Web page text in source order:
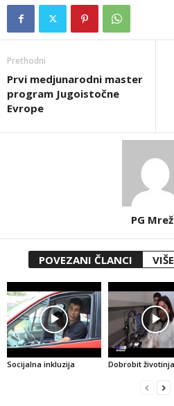
Prethodni
Prvi medjunarodni master
program Jugoistočne
Evrope
PG
POVEZANI ČLANCI
Socijalna inkluzija Dobrobit životinja